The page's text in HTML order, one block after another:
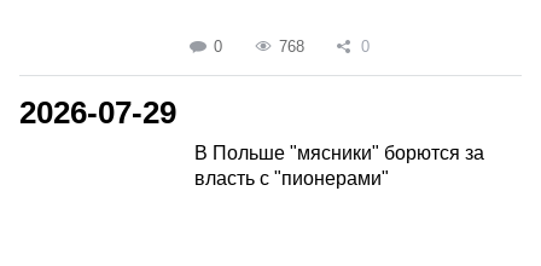
0 768 0
2026-07-29
В Польше "мясники" борются за
власть с "пионерами"